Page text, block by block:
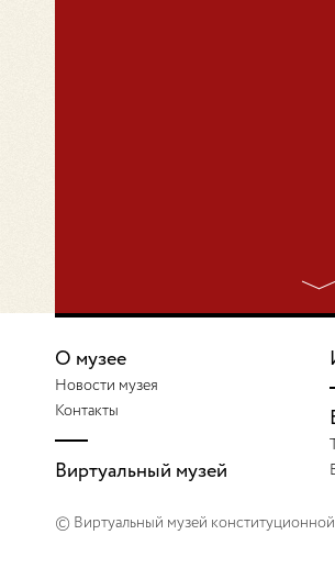
О музее
Новости музея
Контакты
Виртуальный музей
© Виртуальный музей